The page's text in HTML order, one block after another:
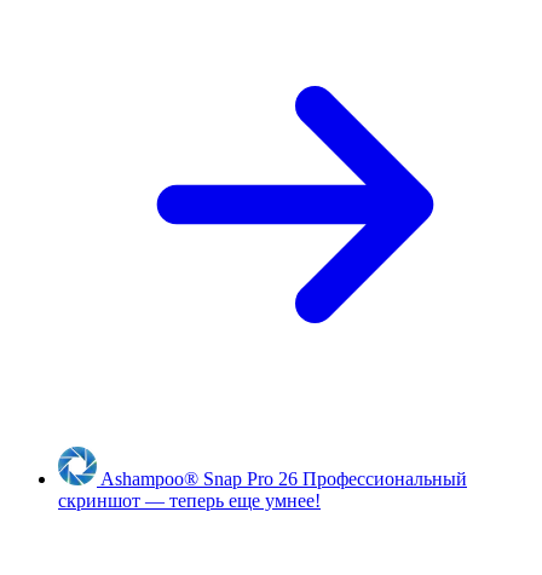
Ashampoo® Snap Pro 26 Профессиональный
скриншот — теперь еще умнее!